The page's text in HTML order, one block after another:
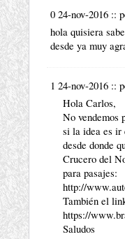
0 24-nov-2016 ::
hola quisiera
desde ya muy
1 24-nov-2016 ::
Hola Carlos,
No vendemos
si la idea es ir
desde donde
Crucero del
para pasajes:
http://
También el
https://
Saludos